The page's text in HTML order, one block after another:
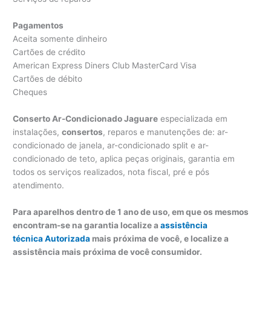
Pagamentos
Aceita somente dinheiro
Cartões de crédito
American Express Diners Club MasterCard Visa
Cartões de débito
Cheques
Conserto Ar-Condicionado Jaguare especializada em
instalações,consertos, reparos e manutenções de: ar-
condicionado de janela, ar-condicionado split e ar-
condicionado de teto, aplica peças originais, garantia em
todos os serviços realizados, nota fiscal, pré e pós
atendimento.
Para aparelhos dentro de 1 ano de uso, em que os mesmos
encontram-se na garantia localize aassistência
técnica Autorizada mais próxima de você, e localize a
assistência mais próxima de você consumidor.